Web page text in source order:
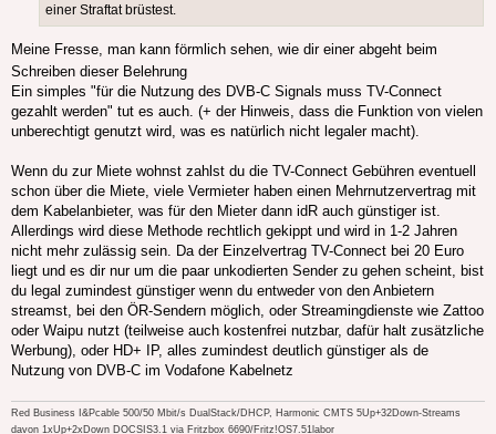
einer Straftat brüstest.
Meine Fresse, man kann förmlich sehen, wie dir einer abgeht beim
Schreiben dieser Belehrung
Ein simples "für die Nutzung des DVB-C Signals muss TV-Connect
gezahlt werden" tut es auch. (+ der Hinweis, dass die Funktion von vielen
unberechtigt genutzt wird, was es natürlich nicht legaler macht).
Wenn du zur Miete wohnst zahlst du die TV-Connect Gebühren eventuell
schon über die Miete, viele Vermieter haben einen Mehrnutzervertrag mit
dem Kabelanbieter, was für den Mieter dann idR auch günstiger ist.
Allerdings wird diese Methode rechtlich gekippt und wird in 1-2 Jahren
nicht mehr zulässig sein. Da der Einzelvertrag TV-Connect bei 20 Euro
liegt und es dir nur um die paar unkodierten Sender zu gehen scheint, bist
du legal zumindest günstiger wenn du entweder von den Anbietern
streamst, bei den ÖR-Sendern möglich, oder Streamingdienste wie Zattoo
oder Waipu nutzt (teilweise auch kostenfrei nutzbar, dafür halt zusätzliche
Werbung), oder HD+ IP, alles zumindest deutlich günstiger als de
Nutzung von DVB-C im Vodafone Kabelnetz
Red Business I&Pcable 500/50 Mbit/s DualStack/DHCP, Harmonic CMTS 5Up+32Down-Streams
davon 1xUp+2xDown DOCSIS3.1 via Fritzbox 6690/Fritz!OS7.51labor